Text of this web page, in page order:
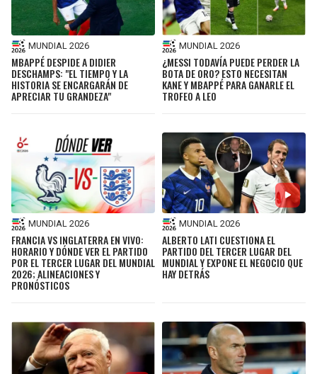
MUNDIAL 2026
MBAPPÉ DESPIDE A DIDIER
DESCHAMPS: "EL TIEMPO Y LA
HISTORIA SE ENCARGARÁN DE
APRECIAR TU GRANDEZA"
MUNDIAL 2026
¿MESSI TODAVÍA PUEDE PERDER LA
BOTA DE ORO? ESTO NECESITAN
KANE Y MBAPPÉ PARA GANARLE EL
TROFEO A LEO
MUNDIAL 2026
FRANCIA VS INGLATERRA EN VIVO:
HORARIO Y DÓNDE VER EL PARTIDO
POR EL TERCER LUGAR DEL MUNDIAL
2026; ALINEACIONES Y
PRONÓSTICOS
MUNDIAL 2026
ALBERTO LATI CUESTIONA EL
PARTIDO DEL TERCER LUGAR DEL
MUNDIAL Y EXPONE EL NEGOCIO QUE
HAY DETRÁS